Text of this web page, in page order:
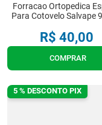
Forracao Ortopedica
Para Cotovelo Salvape
R$ 40,00
COMPRAR
5 % DESCONTO PIX